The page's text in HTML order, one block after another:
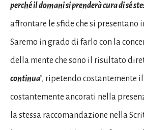
perché il domani si prenderà cura di sé
affrontare le sfide che si presentano
Saremo in grado di farlo con la
della mente che sono il risultato
continua’, ripetendo costantemente
costantemente ancorati nella
la stessa raccomandazione nella